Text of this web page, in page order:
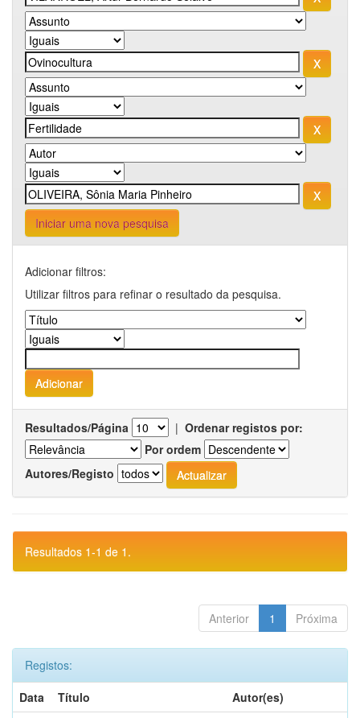
Iniciar uma nova pesquisa
Adicionar filtros:
Utilizar filtros para refinar o resultado da pesquisa.
Resultados/Página | Ordenar registos por:
Por ordem
Autores/Registo
Resultados 1-1 de 1.
Anterior 1 Próxima
Registos:
Data
Título
Autor(es)